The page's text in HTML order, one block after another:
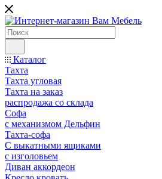
Каталог
Тахта
Тахта угловая
Тахта на заказ
распродажа со склада
Софа
с механизмом Дельфин
Тахта-софа
С выкатными ящиками
с изголовьем
Диван аккордеон